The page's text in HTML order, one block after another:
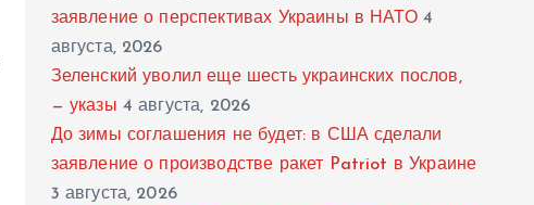
заявление о перспективах Украины в НАТО 4
августа, 2026
Зеленский уволил еще шесть украинских послов,
— указы 4 августа, 2026
До зимы соглашения не будет: в США сделали
заявление о производстве ракет Patriot в Украине
3 августа, 2026